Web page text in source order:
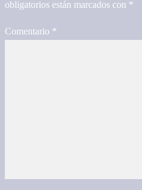
obligatorios están marcados con *
Comentario *